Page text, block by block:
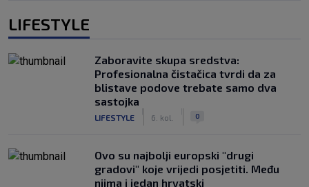
LIFESTYLE
Zaboravite skupa sredstva:
Profesionalna čistačica tvrdi da za
blistave podove trebate samo dva
sastojka
LIFESTYLE 6. kol. 0
Ovo su najbolji europski "drugi
gradovi" koje vrijedi posjetiti. Među
njima i jedan hrvatski